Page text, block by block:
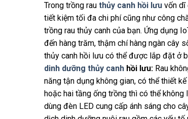
Trong trồng rau thủy canh hồi lưu vốn dĩ
tiết kiệm tối đa chi phí cũng như công
trồng rau thủy canh của bạn. Ứng dụng
đến hàng trăm, thậm chí hàng ngàn cây
thủy canh hồi lưu có thể được lắp đặt ở
dinh dưỡng thủy canh hồi lưu: Rau
năng tận dụng không gian, có thể thiết
hoặc hai tầng ống trồng thì có thể không
dùng đèn LED cung cấp ánh sáng cho